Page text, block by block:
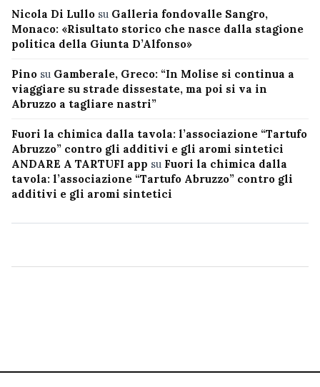
Nicola Di Lullo su Galleria fondovalle Sangro,
Monaco: «Risultato storico che nasce dalla stagione
politica della Giunta D’Alfonso»
Pino su Gamberale, Greco: “In Molise si continua a
viaggiare su strade dissestate, ma poi si va in
Abruzzo a tagliare nastri”
Fuori la chimica dalla tavola: l’associazione “Tartufo
Abruzzo” contro gli additivi e gli aromi sintetici
ANDARE A TARTUFI app su Fuori la chimica dalla
tavola: l’associazione “Tartufo Abruzzo” contro gli
additivi e gli aromi sintetici